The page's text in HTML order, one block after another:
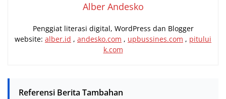
Alber Andesko
Penggiat literasi digital, WordPress dan Blogger
website: alber.id , andesko.com , upbussines.com , pitului
k.com
Referensi Berita Tambahan